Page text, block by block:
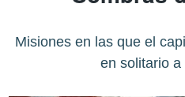
Misiones en las que el
en solitario a